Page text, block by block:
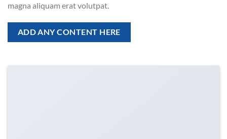
magna aliquam erat volutpat.
ADD ANY CONTENT HERE